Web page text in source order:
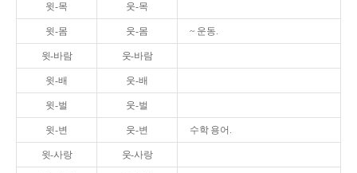
윗-목 웃-목
윗-몸 웃-몸 ~ 운동.
윗-바람 웃-바람
윗-배 웃-배
윗-벌 웃-벌
윗-변 웃-변 수학 용어.
윗-사랑 웃-사랑